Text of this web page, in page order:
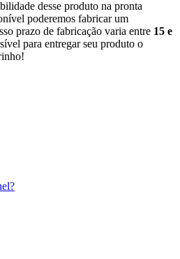
desse produto na pronta
poderemos fabricar um
prazo de fabricação varia entre 15 e
para entregar seu produto o